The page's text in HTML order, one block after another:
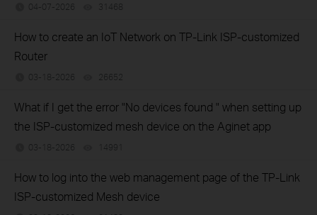
04-07-2026 31468
How to create an IoT Network on TP‑Link ISP‑customized
Router
03-18-2026 26652
What if I get the error "No devices found " when setting up
the ISP-customized mesh device on the Aginet app
03-18-2026 14991
How to log into the web management page of the TP-Link
ISP-customized Mesh device